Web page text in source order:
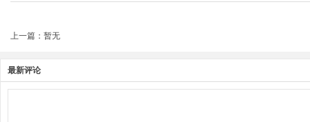
上一篇：暂无
最新评论